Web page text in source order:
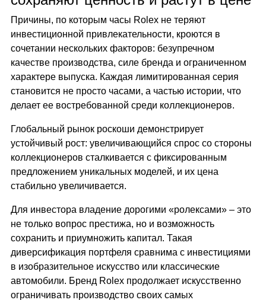
Причины, по которым часы Rolex не теряют
инвестиционной привлекательности, кроются в
сочетании нескольких факторов: безупречном
качестве производства, силе бренда и ограниченном
характере выпуска. Каждая лимитированная серия
становится не просто часами, а частью истории, что
делает ее востребованной среди коллекционеров.
Глобальный рынок роскоши демонстрирует
устойчивый рост: увеличивающийся спрос со стороны
коллекционеров сталкивается с фиксированным
предложением уникальных моделей, и их цена
стабильно увеличивается.
Для инвестора владение дорогими «ролексами» – это
не только вопрос престижа, но и возможность
сохранить и приумножить капитал. Такая
диверсификация портфеля сравнима с инвестициями
в изобразительное искусство или классические
автомобили. Бренд Rolex продолжает искусственно
ограничивать производство своих самых